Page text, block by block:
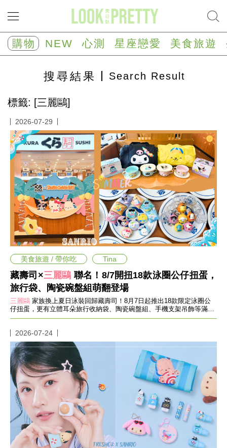
NEW
心
測
塔
心
理
測
驗
星
座/
生
運
勢
星
座
愛
戀
指
南
害
羞
話
題
關
於
你
自
己
星
座
愛
情
美
遊
購物 NEW 心測 星座戀愛 美食旅遊
搜尋 結果 Search Result
標籤: [三麗鷗]
2026-07-29
藏壽司×三麗鷗 聯名！8/7開扭18款泳圈公仔扭蛋，
旅行袋、陶瓷碗盤組萌翻登場
三麗鷗 家族換上夏日泳裝回歸藏壽司！8月7日起推出18款限定泳圈公
仔扭蛋，更有立體耳朵旅行收納袋、陶瓷碗盤組、手機支架吊飾等滿額
美食旅遊 / 帶你吃 Tina
2026-07-24